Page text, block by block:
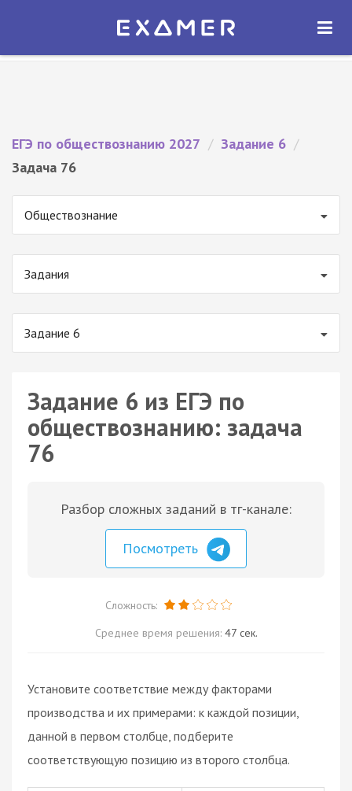
Экзамер — ЕГЭ 2027
ОТКРЫТЬ
ЕГЭ по обществознанию 2027 / Задание 6 /
Задача 76
Обществознание
Задания
Задание 6
Задание 6 из ЕГЭ по
обществознанию: задача
76
Разбор сложных заданий в тг-канале:
Посмотреть
Сложность:
Среднее время решения: 47 сек.
Установите соответствие между факторами
производства и их примерами: к каждой позиции,
данной в первом столбце, подберите
соответствующую позицию из второго столбца.